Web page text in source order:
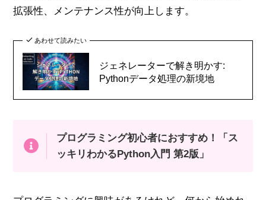
拡張性、メンテナンス性が向上します。
あわせて読みたい
ジェネレーターで解き明かす:
Pythonデータ処理の新境地
プログラミング初心者におすすめ！「ス
ッキリわかるPython入門 第2版」